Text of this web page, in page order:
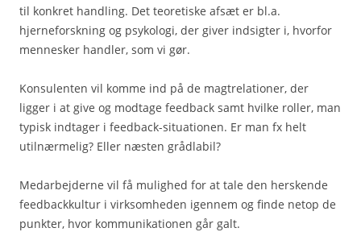
til konkret handling. Det teoretiske afsæt er bl.a.
hjerneforskning og psykologi, der giver indsigter i, hvorfor
mennesker handler, som vi gør.
Konsulenten vil komme ind på de magtrelationer, der
ligger i at give og modtage feedback samt hvilke roller, man
typisk indtager i feedback-situationen. Er man fx helt
utilnærmelig? Eller næsten grådlabil?
Medarbejderne vil få mulighed for at tale den herskende
feedbackkultur i virksomheden igennem og finde netop de
punkter, hvor kommunikationen går galt.